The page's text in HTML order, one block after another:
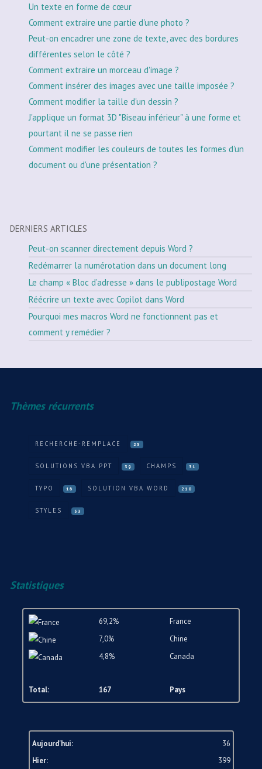
Un texte en forme de cœur
Comment extraire une partie d'une photo ?
Peut-on encadrer une zone de texte, avec des bordures
différentes selon le côté ?
Comment extraire un morceau d'image ?
Comment insérer des images avec une taille imposée ?
Comment modifier la taille d'un dessin ?
J'applique un format 3D "Biseau inférieur" à une forme et
pourtant il ne se passe rien
Comment modifier les couleurs de toutes les formes d'un
document ou d'une présentation ?
DERNIERS ARTICLES
Peut-on scanner directement depuis Word ?
Redémarrer la numérotation dans un document long
Le champ « Bloc d’adresse » dans le publipostage Word
Réécrire un texte avec Copilot dans Word
Pourquoi mes macros Word ne fonctionnent pas et
comment y remédier ?
Thèmes récurrents
RECHERCHE-REMPLACE 25
SOLUTIONS VBA PPT 39 CHAMPS 31
TYPO 16 SOLUTION VBA WORD 210
STYLES 33
Statistiques
69,2%
France
7,0%
Chine
4,8%
Canada
Total: 167 Pays
Aujourd'hui:
36
Hier:
399